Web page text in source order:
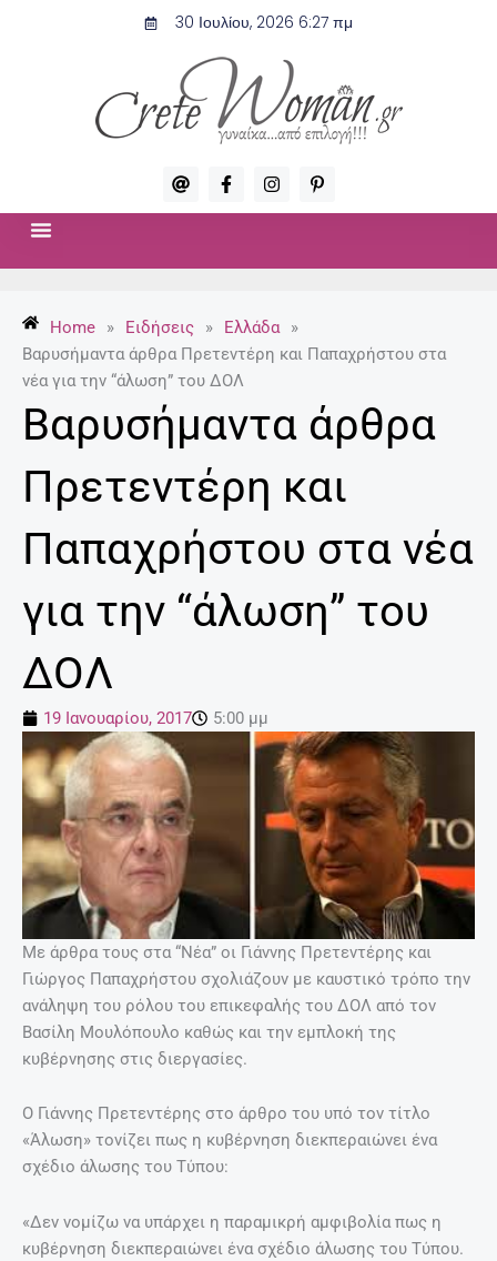
30 Ιουλίου, 2026 6:27 πμ
A
t
F
a
c
-
f
I
n
s
P
i
n
p
Home » Ειδήσεις » Ελλάδα
»
Βαρυσήμαντα άρθρα Πρετεντέρη και Παπαχρήστου στα
νέα για την “άλωση” του ΔΟΛ
Βαρυσήμαντα άρθρα
Πρετεντέρη και
Παπαχρήστου στα νέα
για την “άλωση” του
ΔΟΛ
19 Ιανουαρίου, 2017 5:00 μμ
Με άρθρα τους στα “Νέα” οι Γιάννης Πρετεντέρης και
Γιώργος Παπαχρήστου σχολιάζουν με καυστικό τρόπο την
ανάληψη του ρόλου του επικεφαλής του ΔΟΛ από τον
Βασίλη Μουλόπουλο καθώς και την εμπλοκή της
κυβέρνησης στις διεργασίες.
Ο Γιάννης Πρετεντέρης στο άρθρο του υπό τον τίτλο
«Άλωση» τονίζει πως η κυβέρνηση διεκπεραιώνει ένα
σχέδιο άλωσης του Τύπου:
«Δεν νομίζω να υπάρχει η παραμικρή αμφιβολία πως η
κυβέρνηση διεκπεραιώνει ένα σχέδιο άλωσης του Τύπου.